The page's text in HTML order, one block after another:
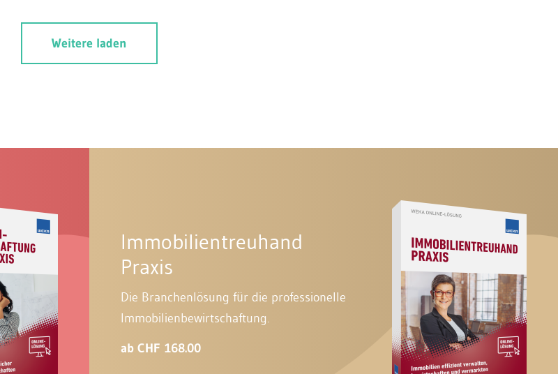
Weitere laden
Immobilientreuhand
Praxis
Die Branchenlösung für die professionelle
Immobilienbewirtschaftung.
ab CHF 168.00